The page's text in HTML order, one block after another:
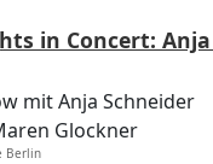
in Concert:
mit Anja Schneider
Glockner
Berlin